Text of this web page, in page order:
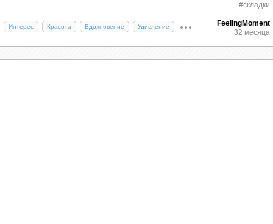
#складки
Интерес Красота Вдохновение Удивление
FeelingMoment
32 месяца